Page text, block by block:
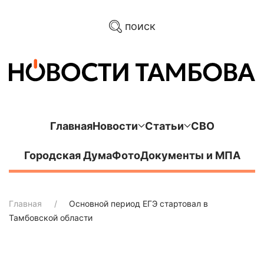
поиск
ГлавнаяНовости Статьи СВО
Городская ДумаФотоДокументы и МПА
Главная
Основной период ЕГЭ стартовал в
Тамбовской области